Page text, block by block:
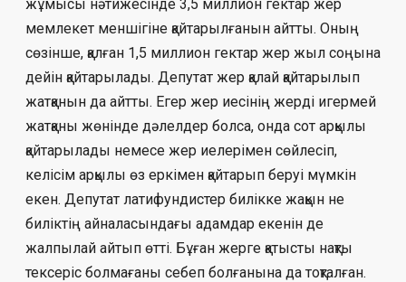
жұмысы нәтижесінде 3,5 миллион гектар жер
мемлекет меншігіне қай­тарылғанын айтты. Оның
сөзінше, қал­ған 1,5 миллион гектар жер жыл соңына
дейін қайтарылады. Депутат жер қалай қай­тарылып
жатқанын да айтты. Егер жер ие­сінің жерді игермей
жатқаны жөнінде дә­лел­дер болса, онда сот арқылы
қайтарылады не­­месе жер иелерімен сөйлесіп,
келісім ар­қы­лы өз еркімен қайтарып беруі мүмкін
екен. Депутат латифундистер билікке жақын не
биліктің айналасындағы адамдар екенін де
жалпылай айтып өтті. Бұған жерге қа­тыс­ты нақты
тексеріс болмағаны себеп бол­ға­ны­на да тоқталған.